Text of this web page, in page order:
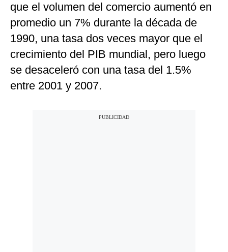
que el volumen del comercio aumentó en
promedio un 7% durante la década de
1990, una tasa dos veces mayor que el
crecimiento del PIB mundial, pero luego
se desaceleró con una tasa del 1.5%
entre 2001 y 2007.